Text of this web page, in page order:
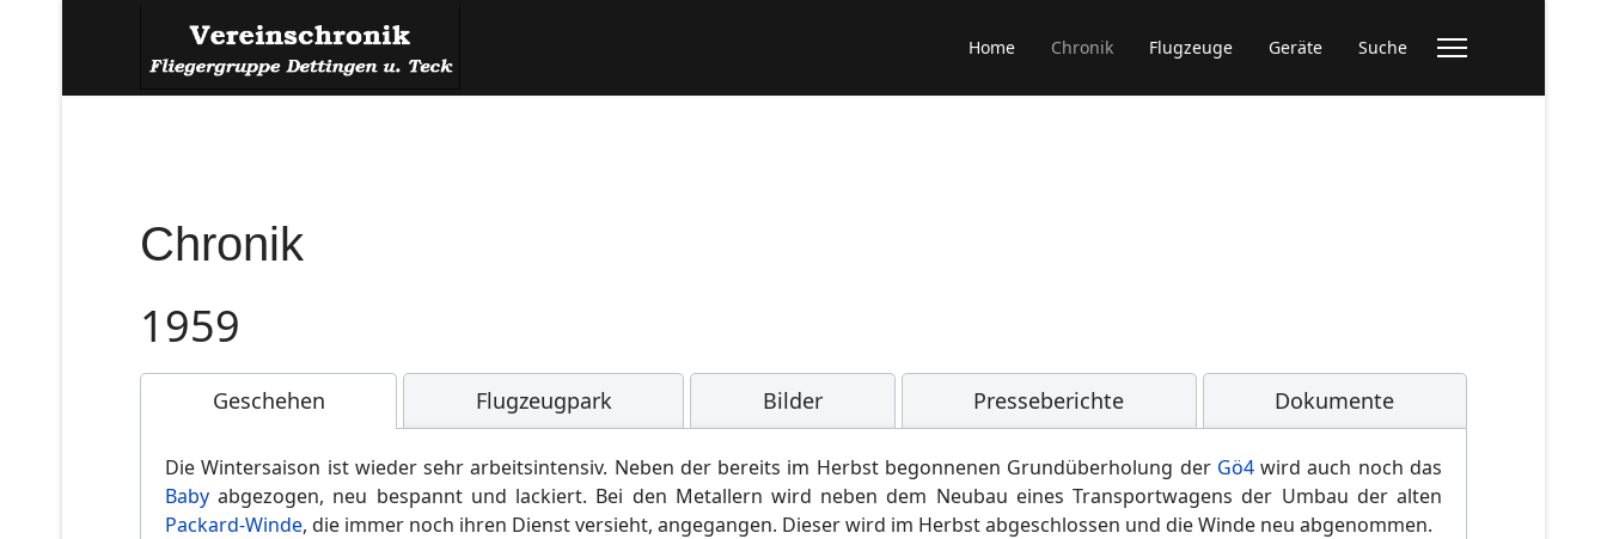
Home Chronik Flugzeuge Geräte Suche
Chronik
1959
Geschehen Flugzeugpark Bilder Presseberichte Dokumente
Die Wintersaison ist wieder sehr arbeitsintensiv. Neben der bereits im Herbst begonnenen Grundüberholung der Gö4wird auch noch das
Babyabgezogen, neu bespannt und lackiert. Bei den Metallern wird neben dem Neubau eines Transportwagens der Umbau der alten
Packard-Winde, die immer noch ihren Dienst versieht, angegangen. Dieser wird im Herbst abgeschlossen und die Winde neu abgenommen.